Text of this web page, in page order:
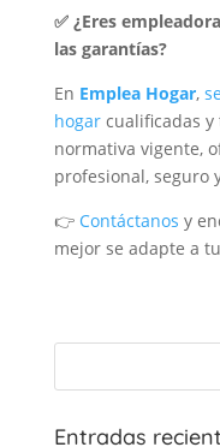
✅ ¿Eres
las garantías?
En Emplea Hogar,
hogarcualificadas y
normativa vigente,
profesional, seguro
👉 Contáctanos y
mejor se adapte a
Entradas